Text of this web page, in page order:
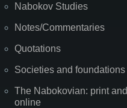
Nabokov Studies
Notes/Commentaries
Quotations
Societies and foundations
The Nabokovian: print and
online